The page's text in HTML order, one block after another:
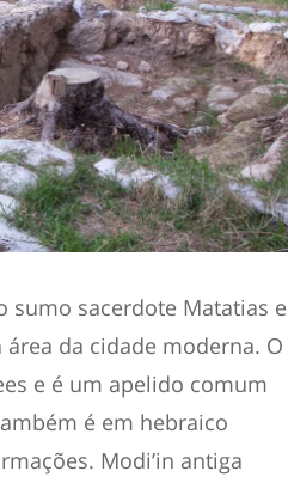
sumo sacerdote Matatias e
da cidade moderna. O
e é um apelido comum
é em hebraico
Modi’in antiga